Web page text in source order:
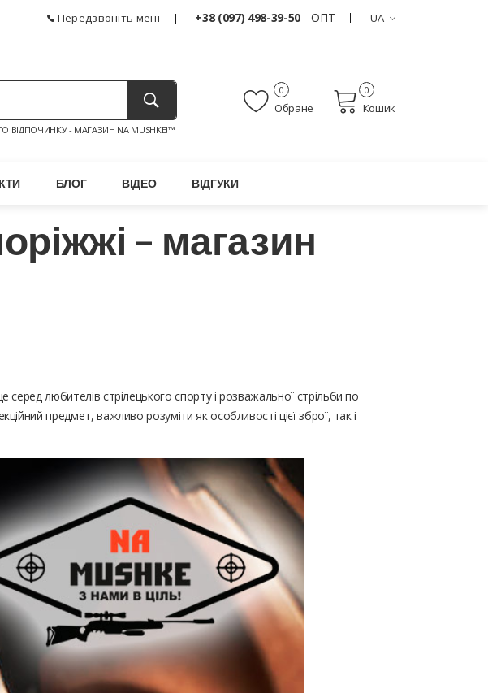
Передзвоніть мені +38 (097) 498-39-50 ОПТ UA
- МАГАЗИН NA MUSHKE!™
Обране
0
Кошик
0
БЛОГ ВІДЕО ВІДГУКИ
– магазин
любителів стрілецького спорту і розважальної стрільби по
предмет, важливо розуміти як особливості цієї зброї, так і